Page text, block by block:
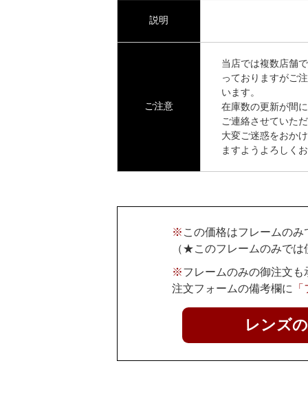
説明
ご注意
当店では複数店舗
っておりますがご
います。
在庫数の更新が間
ご連絡させていた
大変ご迷惑をおか
ますようよろしく
※ この価格はフレームの
（★このフレームのみで
※フレームのみの御注文
注文フォームの備考欄に
レンズ